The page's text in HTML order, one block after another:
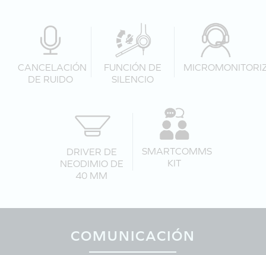
CANCELACIÓN
DE RUIDO
FUNCIÓN DE
SILENCIO
DRIVER DE
NEODIMIO DE
40 MM
SMARTCOMMS
KIT
COMUNICACIÓN